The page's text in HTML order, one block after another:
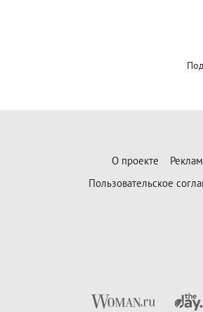
О проекте
Пользовательское